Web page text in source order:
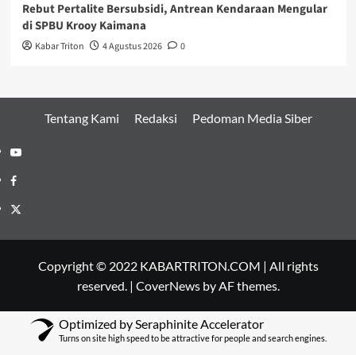
Rebut Pertalite Bersubsidi, Antrean Kendaraan Mengular
di SPBU Krooy Kaimana
Kabar Triton 4 Agustus 2026 0
Tentang Kami Redaksi Pedoman Media Siber
Youtube
Facebook
Twitter
Copyright © 2022 KABARTRITON.COM | All rights
reserved. | CoverNewsby AF themes.
Optimized by Seraphinite Accelerator
Turns on site high speed to be attractive for people and search engines.